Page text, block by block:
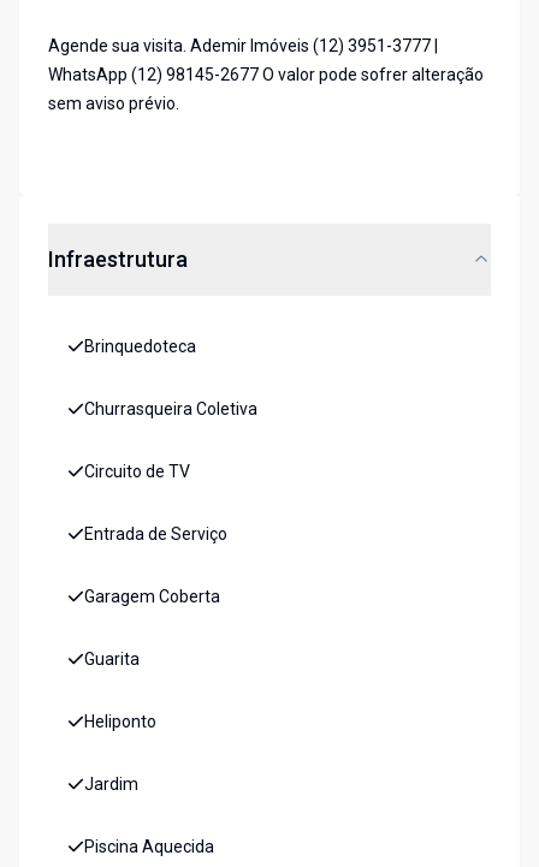
Agende sua visita. Ademir Imóveis (12) 3951-3777 |
WhatsApp (12) 98145-2677 O valor pode sofrer alteração
sem aviso prévio.
Infraestrutura
Brinquedoteca
Churrasqueira Coletiva
Circuito de TV
Entrada de Serviço
Garagem Coberta
Guarita
Heliponto
Jardim
Piscina Aquecida